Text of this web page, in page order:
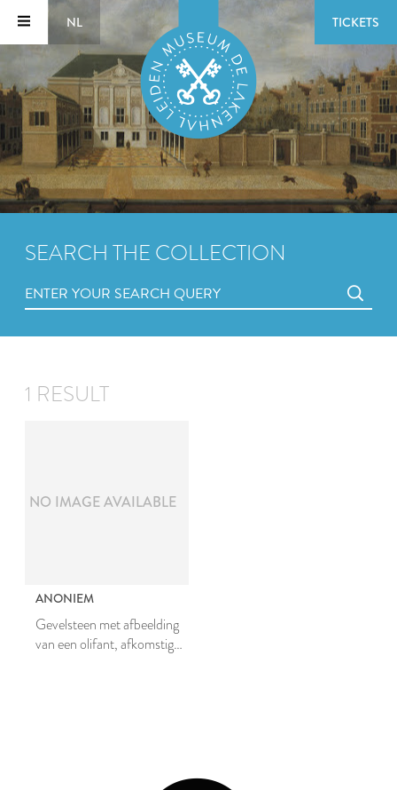
NL TICKETS
SEARCH THE COLLECTION
1 RESULT
NO IMAGE AVAILABLE
ANONIEM
Gevelsteen met afbeelding
van een olifant, afkomstig